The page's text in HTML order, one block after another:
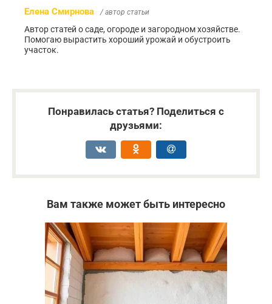
Елена Смирнова / автор статьи
Автор статей о саде, огороде и загородном хозяйстве.
Помогаю вырастить хороший урожай и обустроить
участок.
Понравилась статья? Поделиться с
друзьями:
Вам также может быть интересно